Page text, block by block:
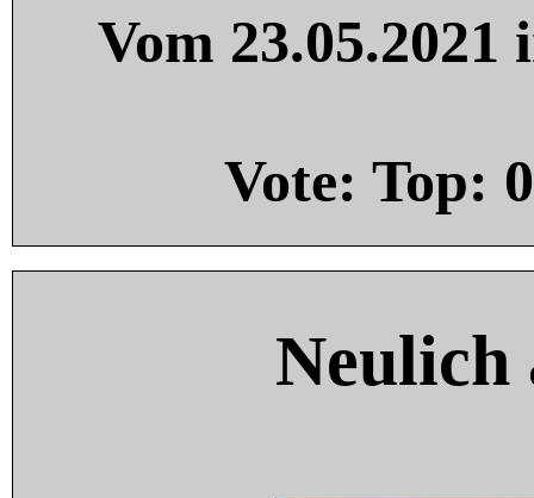
Vom
Vote: Top: 0
Neulich